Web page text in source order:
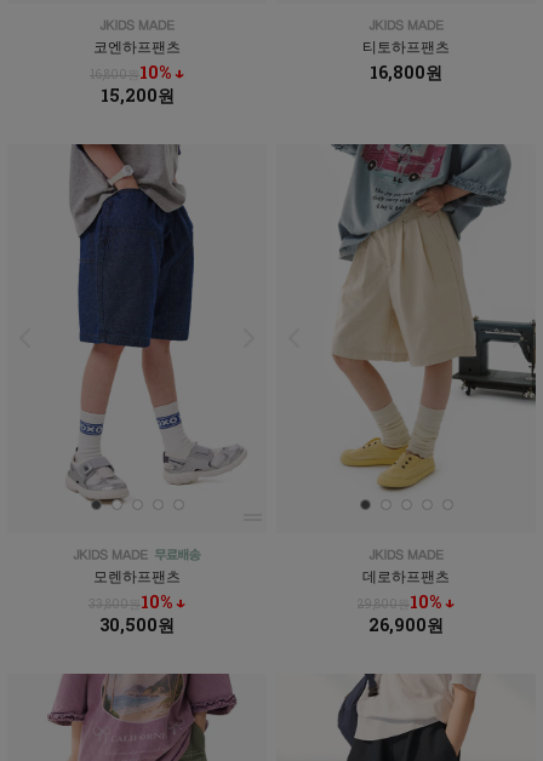
코엔하프팬츠
16,800원10% ↓
15,200원
티토하프팬츠
16,800원
모렌하프팬츠
33,800원10% ↓
30,500원
데로하프팬츠
29,800원10% ↓
26,900원